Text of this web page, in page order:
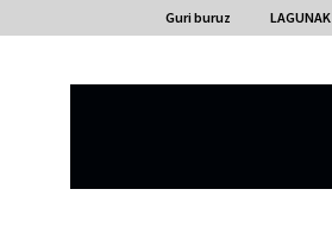
Guri buruz LAGUNAK